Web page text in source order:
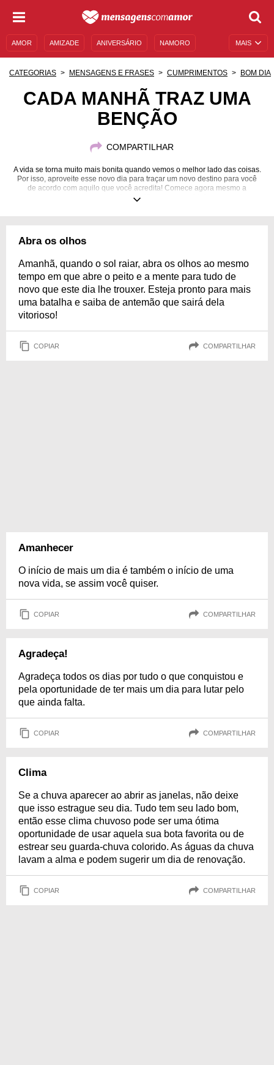
MAIS
AMOR AMIZADE ANIVERSÁRIO NAMORO
MENSAGENS DE ANIVERSÁRIO
CATEGORIAS MENSAGENS E FRASES CUMPRIMENTOS BOM DIA
CADA MANHÃ TRAZ UMA
BENÇÃO
COMPARTILHAR
A vida se torna muito mais bonita quando vemos o melhor lado das coisas.
Por isso, aproveite esse novo dia para traçar um novo destino para você
de acordo com aquilo que você acredita! Comece agora mesmo a
derramar energias positivas em sua vida!
Abra os olhos
Amanhã, quando o sol raiar, abra os olhos ao mesmo
tempo em que abre o peito e a mente para tudo de
novo que este dia lhe trouxer. Esteja pronto para mais
uma batalha e saiba de antemão que sairá dela
vitorioso!
COPIAR COMPARTILHAR
Amanhecer
O início de mais um dia é também o início de uma
nova vida, se assim você quiser.
COPIAR COMPARTILHAR
Agradeça!
Agradeça todos os dias por tudo o que conquistou e
pela oportunidade de ter mais um dia para lutar pelo
que ainda falta.
COPIAR COMPARTILHAR
Clima
Se a chuva aparecer ao abrir as janelas, não deixe
que isso estrague seu dia. Tudo tem seu lado bom,
então esse clima chuvoso pode ser uma ótima
oportunidade de usar aquela sua bota favorita ou de
estrear seu guarda-chuva colorido. As águas da chuva
lavam a alma e podem sugerir um dia de renovação.
COPIAR COMPARTILHAR